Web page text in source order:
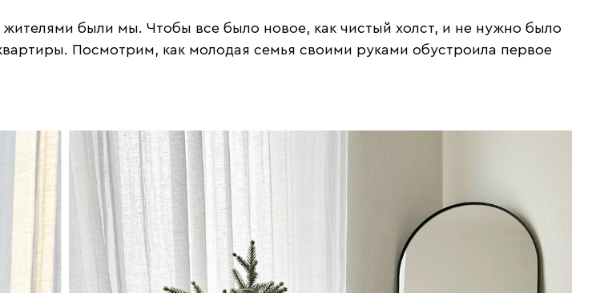
были мы. Чтобы все было новое, как чистый холст, и не нужно было
Посмотрим, как молодая семья своими руками обустроила первое